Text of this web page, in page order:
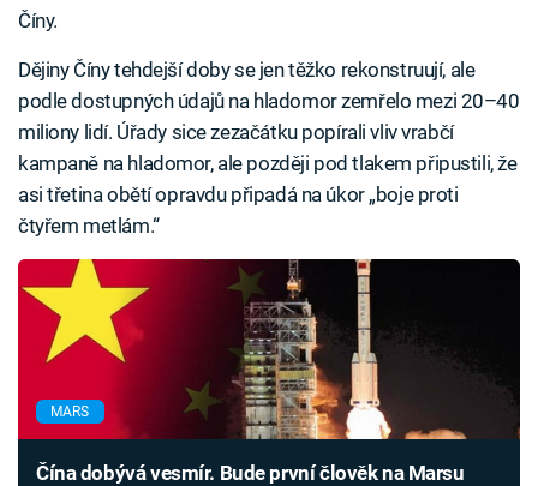
Číny.
Dějiny Číny tehdejší doby se jen těžko rekonstruují, ale
podle dostupných údajů na hladomor zemřelo mezi 20–40
miliony lidí. Úřady sice zezačátku popírali vliv vrabčí
kampaně na hladomor, ale později pod tlakem připustili, že
asi třetina obětí opravdu připadá na úkor „boje proti
čtyřem metlám.“
MARS
Čína dobývá vesmír. Bude první člověk na Marsu